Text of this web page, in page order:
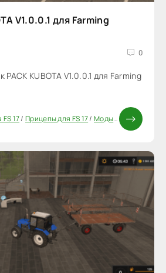
V1.0.0.1 для Farming
0
KUBOTA V1.0.0.1 для Farming
17/Прицепы для FS 17/Моды ФС 17 / Паки